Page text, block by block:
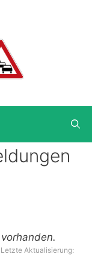
Aktualisierung: